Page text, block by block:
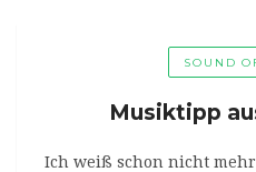
SOUND
Musiktipp
Ich weiß schon nicht